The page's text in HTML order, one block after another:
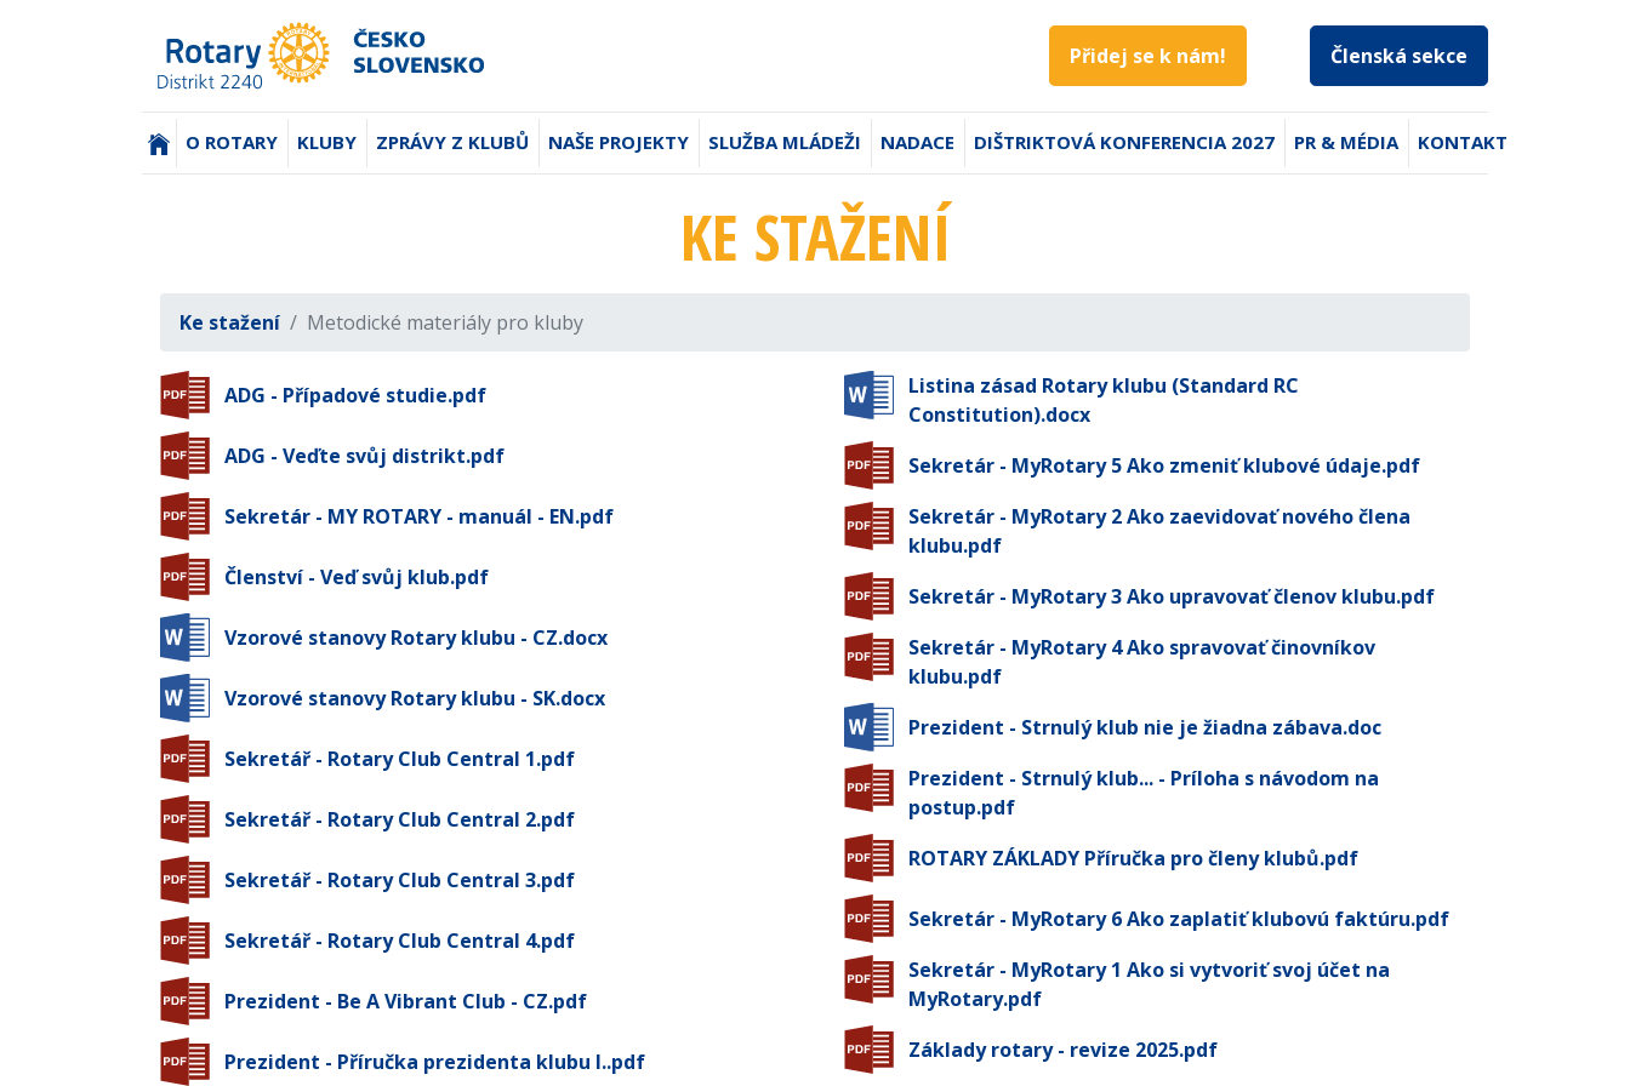
Přidej se k nám! Členská sekce
(AKTUÁLNÍ)
O ROTARY KLUBY ZPRÁVY Z KLUBŮ NAŠE PROJEKTY SLUŽBA MLÁDEŽI NADACE DIŠTRIKTOVÁ KONFERENCIA 2027 PR & MÉDIA KONTAKT
KE STAŽENÍ
Ke stažení Metodické materiály pro kluby
ADG - Případové studie.pdf
ADG - Veďte svůj distrikt.pdf
Sekretár - MY ROTARY - manuál - EN.pdf
Členství - Veď svůj klub.pdf
Vzorové stanovy Rotary klubu - CZ.docx
Vzorové stanovy Rotary klubu - SK.docx
Sekretář - Rotary Club Central 1.pdf
Sekretář - Rotary Club Central 2.pdf
Sekretář - Rotary Club Central 3.pdf
Sekretář - Rotary Club Central 4.pdf
Prezident - Be A Vibrant Club - CZ.pdf
Prezident - Příručka prezidenta klubu I..pdf
Listina zásad Rotary klubu (Standard RC
Constitution).docx
Sekretár - MyRotary 5 Ako zmeniť klubové údaje.pdf
Sekretár - MyRotary 2 Ako zaevidovať nového člena
klubu.pdf
Sekretár - MyRotary 3 Ako upravovať členov klubu.pdf
Sekretár - MyRotary 4 Ako spravovať činovníkov
klubu.pdf
Prezident - Strnulý klub nie je žiadna zábava.doc
Prezident - Strnulý klub... - Príloha s návodom na
postup.pdf
ROTARY ZÁKLADY Příručka pro členy klubů.pdf
Sekretár - MyRotary 6 Ako zaplatiť klubovú faktúru.pdf
Sekretár - MyRotary 1 Ako si vytvoriť svoj účet na
MyRotary.pdf
Základy rotary - revize 2025.pdf